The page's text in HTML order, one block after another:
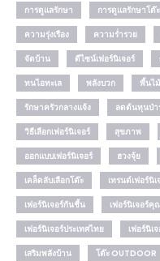
การดูแลรักษา
การดูแลรักษาโต๊ะ
ความรุ่งเรือง
ความร่ำรวย
จัดบ้าน
ดีไซน์เฟอร์นิเจอร์
ทนไอทะเล
พลังบวก พื้นไ
รักษาครัวกลางแจ้ง
ลดต้นทุนบำ
วิธีเลือกเฟอร์นิเจอร์
สุขภาพ
ออกแบบเฟอร์นิเจอร์
ฮวงจุ้ย
เคล็ดลับเลือกโต๊ะ
เทรนด์เฟอร์นิ
เฟอร์นิเจอร์กันชื้น
เฟอร์นิเจอร์
เฟอร์นิเจอร์ประเทศไทย
เฟอร์นิเ
เสริมพลังบ้าน
โต๊ะ OUTDOOR